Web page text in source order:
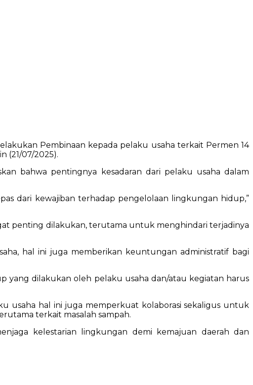
Pembinaan kepada pelaku usaha terkait Permen 14
(21/07/2025).
bahwa pentingnya kesadaran dari pelaku usaha dalam
dari kewajiban terhadap pengelolaan lingkungan hidup,”
penting dilakukan, terutama untuk menghindari terjadinya
hal ini juga memberikan keuntungan administratif bagi
yang dilakukan oleh pelaku usaha dan/atau kegiatan harus
usaha hal ini juga memperkuat kolaborasi sekaligus untuk
terkait masalah sampah.
kelestarian lingkungan demi kemajuan daerah dan